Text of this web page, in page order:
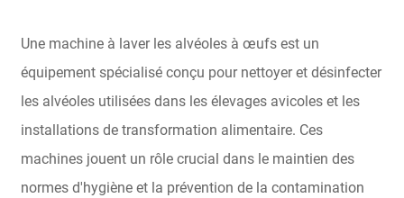
Une machine à laver les alvéoles à œufs est un
équipement spécialisé conçu pour nettoyer et désinfecter
les alvéoles utilisées dans les élevages avicoles et les
installations de transformation alimentaire. Ces
machines jouent un rôle crucial dans le maintien des
normes d'hygiène et la prévention de la contamination